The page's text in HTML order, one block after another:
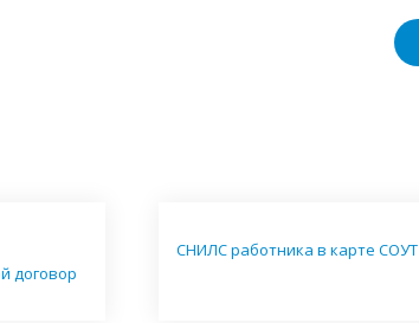
договор
СНИЛС работника в карте СОУТ